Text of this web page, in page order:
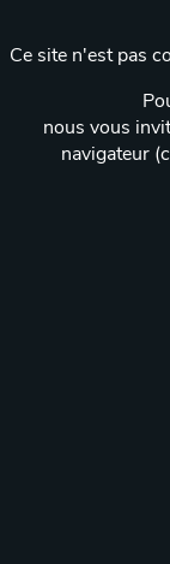
Ce site n'est pas
nous vous
navigateur